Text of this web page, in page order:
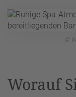
©
Worauf